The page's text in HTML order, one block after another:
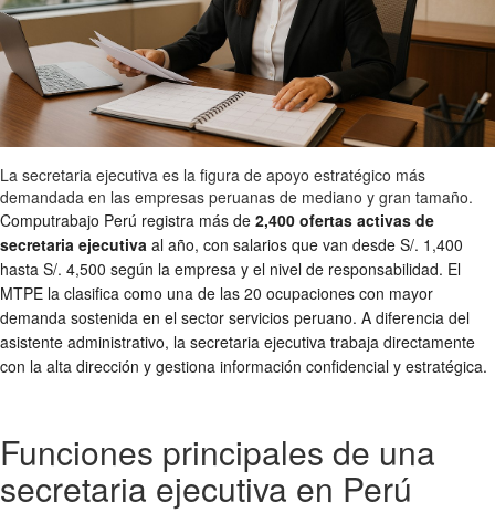
La secretaria ejecutiva es la figura de apoyo estratégico más
demandada en las empresas peruanas de mediano y gran tamaño.
Computrabajo Perú registra más de 2,400 ofertas activas de
secretaria ejecutiva al año, con salarios que van desde S/. 1,400
hasta S/. 4,500 según la empresa y el nivel de responsabilidad. El
MTPE la clasifica como una de las 20 ocupaciones con mayor
demanda sostenida en el sector servicios peruano. A diferencia del
asistente administrativo, la secretaria ejecutiva trabaja directamente
con la alta dirección y gestiona información confidencial y estratégica.
Funciones principales de una
secretaria ejecutiva en Perú